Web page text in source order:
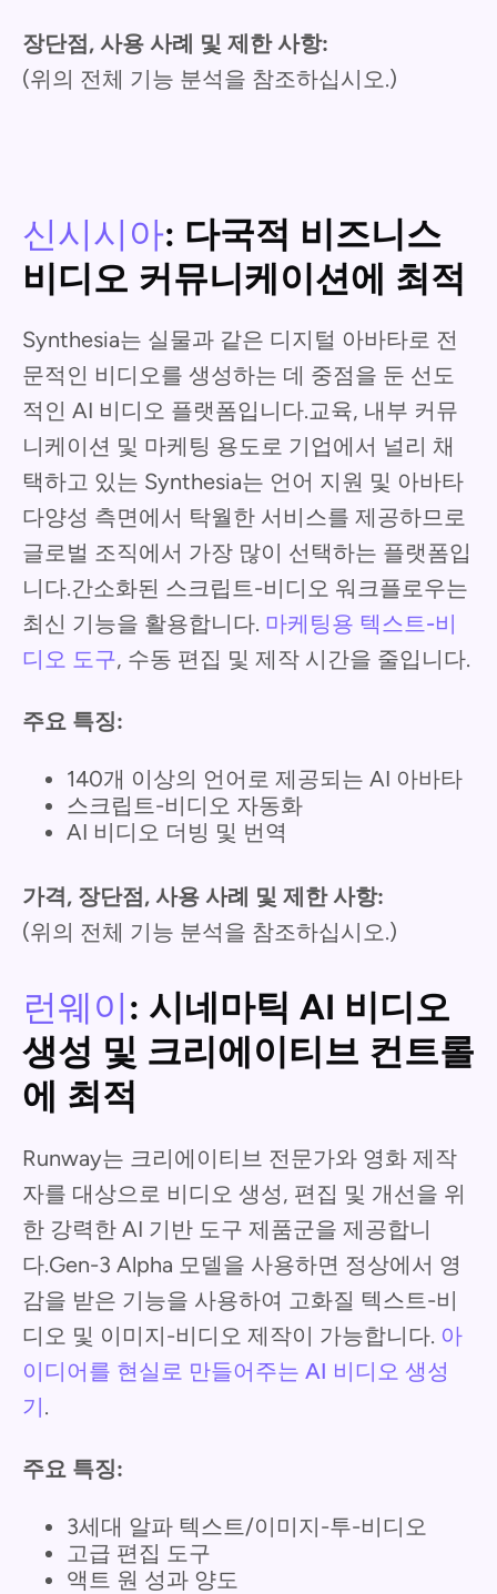
장단점, 사용 사례 및 제한 사항:
(위의 전체 기능 분석을 참조하십시오.)
신시시아: 다국적 비즈니스
비디오 커뮤니케이션에 최적
Synthesia는 실물과 같은 디지털 아바타로 전
문적인 비디오를 생성하는 데 중점을 둔 선도
적인 AI 비디오 플랫폼입니다.교육, 내부 커뮤
니케이션 및 마케팅 용도로 기업에서 널리 채
택하고 있는 Synthesia는 언어 지원 및 아바타
다양성 측면에서 탁월한 서비스를 제공하므로
글로벌 조직에서 가장 많이 선택하는 플랫폼입
니다.간소화된 스크립트-비디오 워크플로우는
최신 기능을 활용합니다. 마케팅용 텍스트-비
디오 도구, 수동 편집 및 제작 시간을 줄입니다.
주요 특징:
140개 이상의 언어로 제공되는 AI 아바타
스크립트-비디오 자동화
AI 비디오 더빙 및 번역
가격, 장단점, 사용 사례 및 제한 사항:
(위의 전체 기능 분석을 참조하십시오.)
런웨이 : 시네마틱 AI 비디오
생성 및 크리에이티브 컨트롤
에 최적
Runway는 크리에이티브 전문가와 영화 제작
자를 대상으로 비디오 생성, 편집 및 개선을 위
한 강력한 AI 기반 도구 제품군을 제공합니
다.Gen-3 Alpha 모델을 사용하면 정상에서 영
감을 받은 기능을 사용하여 고화질 텍스트-비
디오 및 이미지-비디오 제작이 가능합니다. 아
이디어를 현실로 만들어주는 AI 비디오 생성
기.
주요 특징:
3세대 알파 텍스트/이미지-투-비디오
고급 편집 도구
액트 원 성과 양도